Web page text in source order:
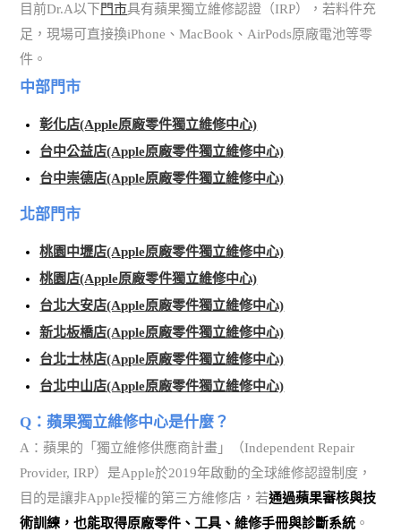
目前Dr.A以下 門市具有蘋果獨立維修認證（IRP），若料件充
足，現場可直接換iPhone、MacBook、AirPods原廠電池等零
件。
中部門市
彰化店(Apple原廠零件獨立維修中心)
台中公益店(Apple原廠零件獨立維修中心)
台中崇德店(Apple原廠零件獨立維修中心)
北部門市
桃園中壢店(Apple原廠零件獨立維修中心)
桃園店(Apple原廠零件獨立維修中心)
台北大安店(Apple原廠零件獨立維修中心)
新北板橋店(Apple原廠零件獨立維修中心)
台北士林店(Apple原廠零件獨立維修中心)
台北中山店(Apple原廠零件獨立維修中心)
Q：蘋果獨立維修中心是什麼？
A：蘋果的「獨立維修供應商計畫」（Independent Repair
Provider, IRP）是Apple於2019年啟動的全球維修認證制度，
目的是讓非Apple授權的第三方維修店，若通過蘋果審核與技
術訓練，也能取得原廠零件、工具、維修手冊與診斷系統 。